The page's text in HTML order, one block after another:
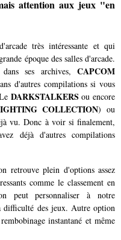
attention aux jeux "en
très intéressante et qui
époque des salles d'arcade.
ses archives, CAPCOM
d'autres compilations si vous
DARKSTALKERS ou encore
COLLECTION) ou
vu. Donc à voir si finalement,
déjà d'autres compilations
retrouve plein d'options assez
comme le classement en
peut personnaliser à notre
difficulté des jeux. Autre option
instantané et même